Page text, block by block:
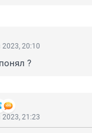
2023, 20:10
?
2023, 21:23